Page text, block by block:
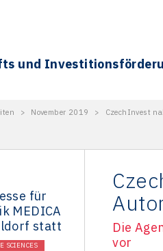
und
> November 2019 > CzechInvest
für
MEDICA
statt
SCIENCES
Die
vor